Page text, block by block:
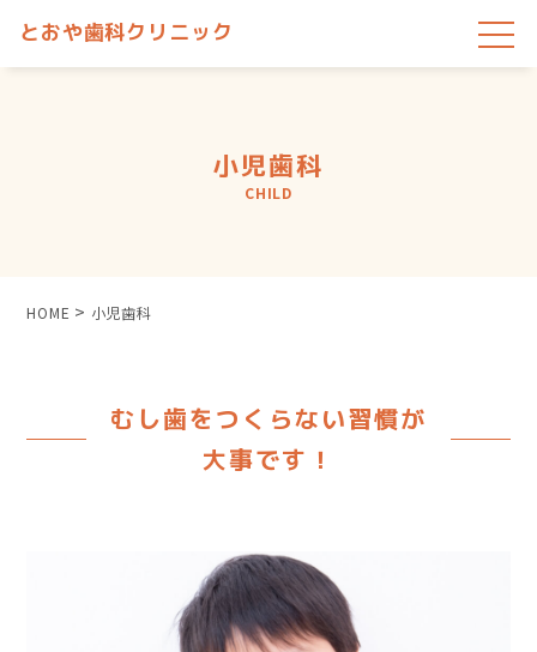
とおや歯科クリニック
小児歯科
CHILD
HOME > 小児歯科
むし歯をつくらない習慣が
大事です！